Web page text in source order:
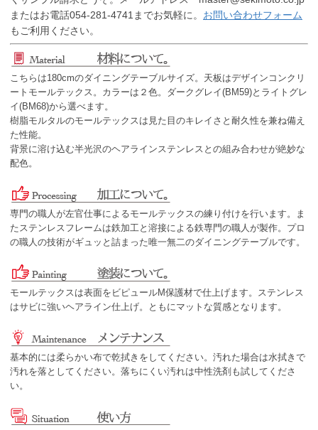
またはお電話054-281-4741までお気軽に。 お問い合わせフォーム
もご利用ください。
こちらは180cmのダイニングテーブルサイズ。天板はデザインコンクリ
ートモールテックス。カラーは２色。ダークグレイ(BM59)とライトグレ
イ(BM68)から選べます。
樹脂モルタルのモールテックスは見た目のキレイさと耐久性を兼ね備え
た性能。
背景に溶け込む半光沢のヘアラインステンレスとの組み合わせが絶妙な
配色。
専門の職人が左官仕事によるモールテックスの練り付けを行います。ま
たステンレスフレームは鉄加工と溶接による鉄専門の職人が製作。プロ
の職人の技術がギュッと詰まった唯一無二のダイニングテーブルです。
モールテックスは表面をビピュールM保護材で仕上げます。ステンレス
はサビに強いヘアライン仕上げ。ともにマットな質感となります。
基本的には柔らかい布で乾拭きをしてください。汚れた場合は水拭きで
汚れを落としてください。落ちにくい汚れは中性洗剤も試してくださ
い。